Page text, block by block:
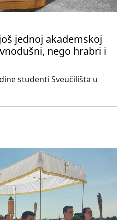
jednoj akademskoj
nego hrabri i
studenti Sveučilišta u